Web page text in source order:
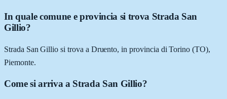
In quale comune e provincia si trova Strada San
Gillio?
Strada San Gillio si trova a Druento, in provincia di Torino (TO),
Piemonte.
Come si arriva a Strada San Gillio?